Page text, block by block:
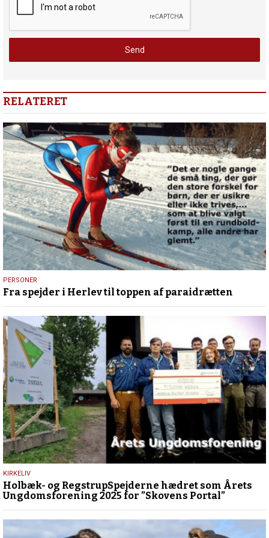
RELATERET
1.
maj
2026
PERSONER
Fra spejder i Herlev til toppen af paraidrætten
8.
december
2025
KIRKELIV
Holbæk- og RegstrupSpejderne hædret som Årets
Ungdomsforening 2025 for ”Skovens Portal”